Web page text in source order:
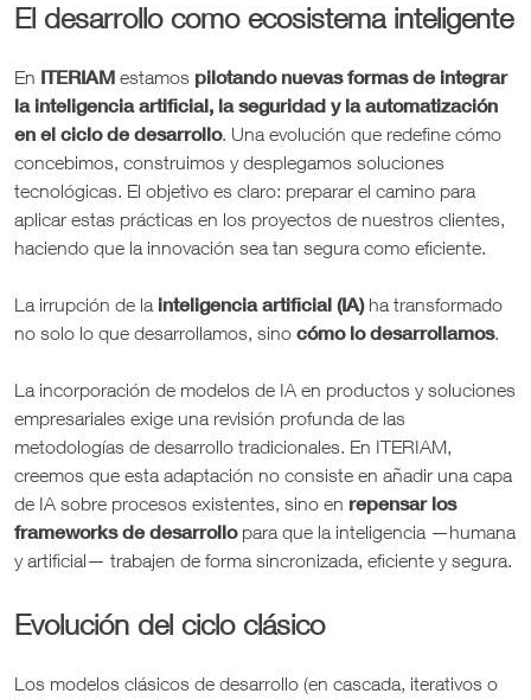
El desarrollo como ecosistema inteligente
En ITERIAM estamos pilotando nuevas formas de integrar
la inteligencia artificial, la seguridad y la automatización
en el ciclo de desarrollo. Una evolución que redefine cómo
concebimos, construimos y desplegamos soluciones
tecnológicas. El objetivo es claro: preparar el camino para
aplicar estas prácticas en los proyectos de nuestros clientes,
haciendo que la innovación sea tan segura como eficiente.
La irrupción de la inteligencia artificial (IA)ha transformado
no solo lo que desarrollamos, sino cómo lo desarrollamos.
La incorporación de modelos de IA en productos y soluciones
empresariales exige una revisión profunda de las
metodologías de desarrollo tradicionales. En ITERIAM,
creemos que esta adaptación no consiste en añadir una capa
de IA sobre procesos existentes, sino en repensar los
frameworks de desarrollopara que la inteligencia —humana
y artificial— trabajen de forma sincronizada, eficiente y segura.
Evolución del ciclo clásico
Los modelos clásicos de desarrollo (en cascada, iterativos o